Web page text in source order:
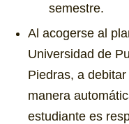
semestre.
Al acogerse al
Universidad de
Piedras, a
manera
estudiante es